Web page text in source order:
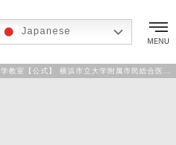
横浜市立大学 大学院医学研究科 視覚再生外科学教室【公式】 横浜市立大学附属市民総合医療センター 眼科
Japanese
MENU